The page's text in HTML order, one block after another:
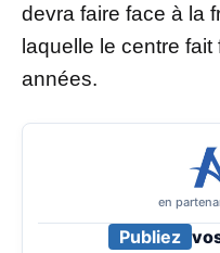
devra faire face à la
laquelle le centre
années.
en
Publiez